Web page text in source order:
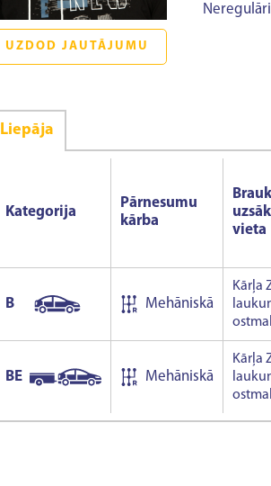
UZDOD JAUTĀJUMU
Neregulāri
Liepāja
Kategorija
Pārnesumu
kārba
vieta
B Mehāniskā
Kārļa
BE Mehāniskā
Kārļa